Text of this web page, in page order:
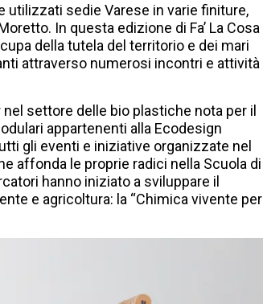
utilizzati sedie Varese in varie finiture,
In questa edizione di Fa’ La Cosa
della tutela del territorio e dei mari
attraverso numerosi incontri e attività
nel settore delle bio plastiche nota per il
appartenenti alla Ecodesign
gli eventi e iniziative organizzate nel
affonda le proprie radici nella Scuola di
hanno iniziato a sviluppare il
e agricoltura: la “Chimica vivente per